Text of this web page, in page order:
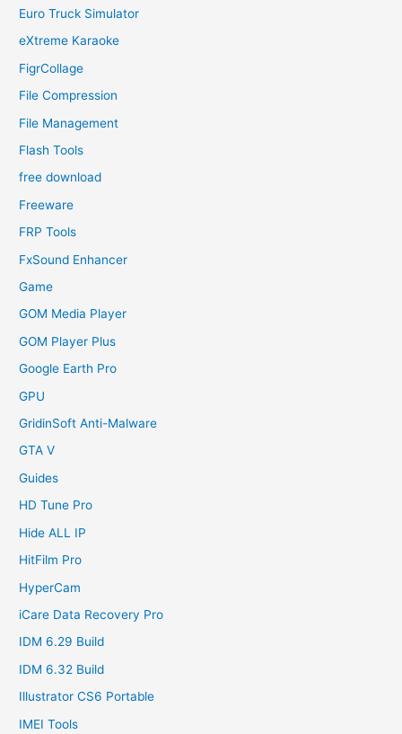
Euro Truck Simulator
eXtreme Karaoke
FigrCollage
File Compression
File Management
Flash Tools
free download
Freeware
FRP Tools
FxSound Enhancer
Game
GOM Media Player
GOM Player Plus
Google Earth Pro
GPU
GridinSoft Anti-Malware
GTA V
Guides
HD Tune Pro
Hide ALL IP
HitFilm Pro
HyperCam
iCare Data Recovery Pro
IDM 6.29 Build
IDM 6.32 Build
Illustrator CS6 Portable
IMEI Tools